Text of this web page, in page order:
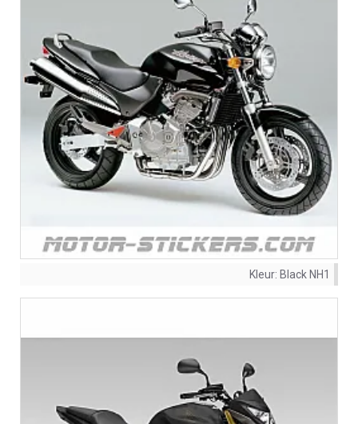
Kleur: Black NH1